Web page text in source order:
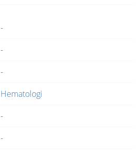
-
-
-
Hematologi
-
-